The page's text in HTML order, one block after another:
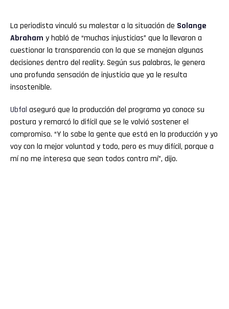
La periodista vinculó su malestar a la situación de Solange
Abraham y habló de “muchas injusticias” que la llevaron a
cuestionar la transparencia con la que se manejan algunas
decisiones dentro del reality. Según sus palabras, le genera
una profunda sensación de injusticia que ya le resulta
insostenible.
Ubfal aseguró que la producción del programa ya conoce su
postura y remarcó lo difícil que se le volvió sostener el
compromiso. “Y lo sabe la gente que está en la producción y yo
voy con la mejor voluntad y todo, pero es muy difícil, porque a
mí no me interesa que sean todos contra mí”, dijo.